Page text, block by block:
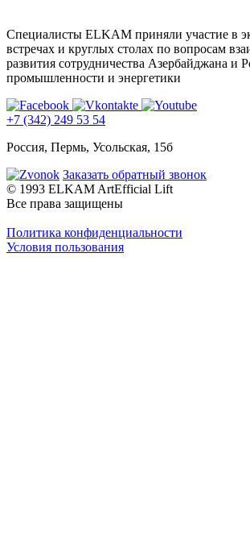
Специалисты ELKAM приняли участие в
встречах и круглых столах по вопросам
развития сотрудничества Азербайджана и
промышленности и энергетики
+7 (342) 249 53 54
Россия, Пермь, Усольская, 15б
Заказать обратный звонок
© 1993 ELKAM ArtEfficial Lift
Все права защищены
Политика конфиденциальности
Условия пользования